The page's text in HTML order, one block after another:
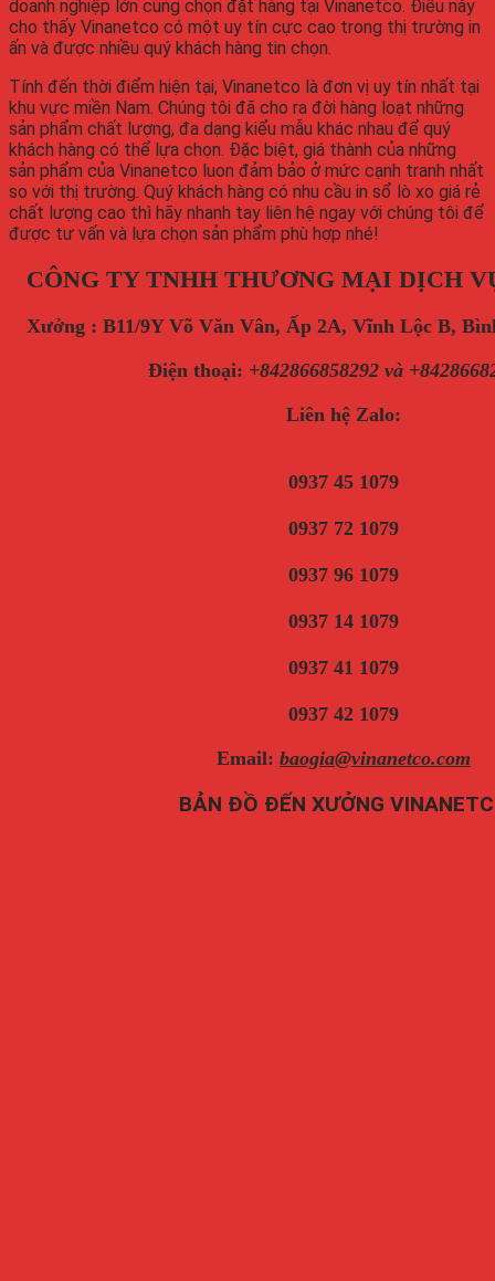
doanh nghiệp lớn cũng chọn đặt hàng tại Vinanetco. Điều này
cho thấy Vinanetco có một uy tín cực cao trong thị trường in
ấn và được nhiều quý khách hàng tin chọn.
Tính đến thời điểm hiện tại, Vinanetco là đơn vị uy tín nhất tại
khu vực miền Nam. Chúng tôi đã cho ra đời hàng loạt những
sản phẩm chất lượng, đa dạng kiểu mẫu khác nhau để quý
khách hàng có thể lựa chọn. Đặc biệt, giá thành của những
sản phẩm của Vinanetco luon đảm bảo ở mức cạnh tranh nhất
so với thị trường. Quý khách hàng có nhu cầu in sổ lò xo giá rẻ
chất lượng cao thì hãy nhanh tay liên hệ ngay với chúng tôi để
được tư vấn và lựa chọn sản phẩm phù hợp nhé!
CÔNG TY TNHH THƯƠNG MẠI DỊCH
Xưởng : B11/9Y Võ Văn Vân, Ấp 2A, Vĩnh Lộc B,
Điện thoại: +842866858292 và
Liên hệ Zalo:
0937 45 1079
0937 72 1079
0937 96 1079
0937 14 1079
0937 41 1079
0937 42 1079
Email: baogia@vinanetco.com
BẢN ĐỒ ĐẾN XƯỞNG